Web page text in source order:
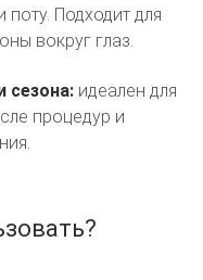
поту. Подходит для
вокруг глаз.
сезона: идеален для
процедур и